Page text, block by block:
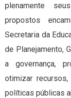
plenamente
propostos
Secretaria da
de Planejamento,
a governança,
otimizar
políticas públicas